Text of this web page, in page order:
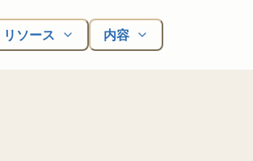
リソース 内容